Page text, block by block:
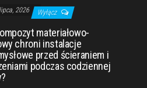
2026 Wyłącz
materiałowo-
chroni instalacje
przed ścieraniem i
podczas codziennej